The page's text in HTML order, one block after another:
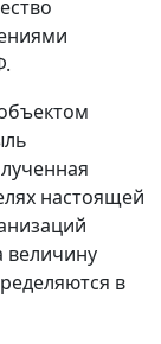
настоящей
в